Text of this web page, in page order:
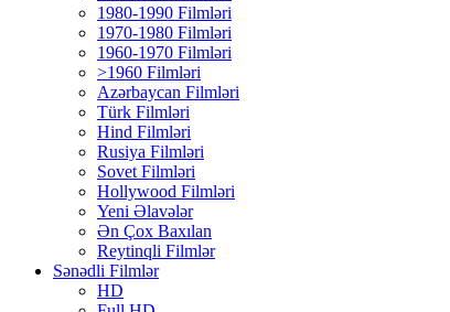
1980-1990 Filmləri
1970-1980 Filmləri
1960-1970 Filmləri
>1960 Filmləri
Azərbaycan Filmləri
Türk Filmləri
Hind Filmləri
Rusiya Filmləri
Sovet Filmləri
Hollywood Filmləri
Yeni Əlavələr
Ən Çox Baxılan
Reytinqli Filmlər
Sənədli Filmlər
HD